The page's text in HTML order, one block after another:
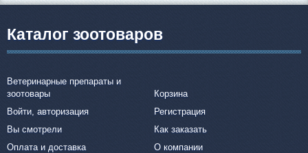
Каталог зоотоваров
Ветеринарные препараты и
зоотовары
Корзина
Войти, авторизация
Регистрация
Вы смотрели
Как заказать
Оплата и доставка
О компании